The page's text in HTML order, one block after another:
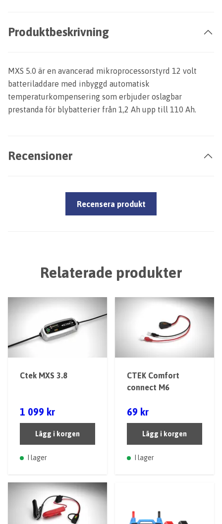
Produktbeskrivning
MXS 5.0 är en avancerad mikroprocessorstyrd 12 volt
batteriladdare med inbyggd automatisk
temperaturkompensering som erbjuder oslagbar
prestanda för blybatterier från 1,2 Ah upp till 110 Ah.
Recensioner
Recensera produkt
Relaterade produkter
Ctek MXS 3.8
1 099 kr
Lägg i korgen
I lager
CTEK Comfort
connect M6
69 kr
Lägg i korgen
I lager